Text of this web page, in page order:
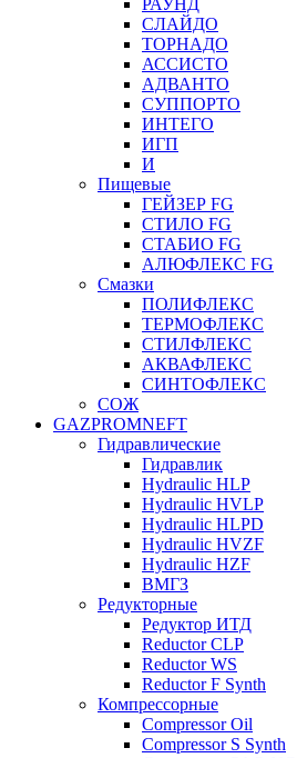
РАУНД
СЛАЙДО
ТОРНАДО
АССИСТО
АДВАНТО
СУППОРТО
ИНТЕГО
ИГП
И
Пищевые
ГЕЙЗЕР FG
СТИЛО FG
СТАБИО FG
АЛЮФЛЕКС FG
Смазки
ПОЛИФЛЕКС
ТЕРМОФЛЕКС
СТИЛФЛЕКС
АКВАФЛЕКС
СИНТОФЛЕКС
СОЖ
GAZPROMNEFT
Гидравлические
Гидравлик
Hydraulic HLP
Hydraulic HVLP
Hydraulic HLPD
Hydraulic HVZF
Hydraulic HZF
ВМГЗ
Редукторные
Редуктор ИТД
Reductor CLP
Reductor WS
Reductor F Synth
Компрессорные
Compressor Oil
Compressor S Synth